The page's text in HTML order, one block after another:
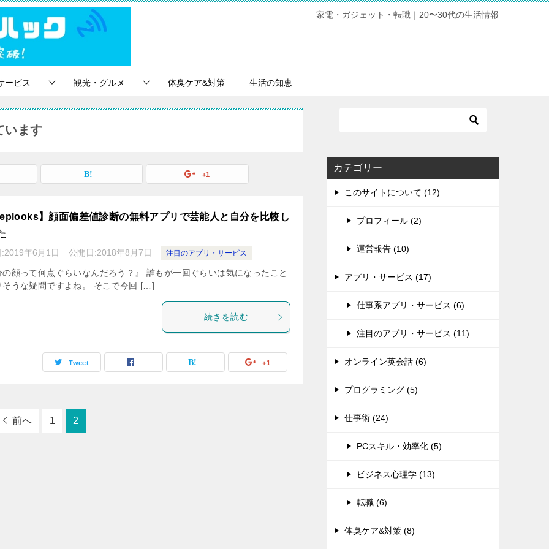
家電・ガジェット・転職｜20〜30代の生活情報
ービス 観光・グルメ 体臭ケア&対策 生活の知恵
います
+1
】顔面偏差値診断の無料アプリで芸能人と自分を比較し
2019年6月1日 公開日:2018年8月7日 注目のアプリ・サービス
の顔って何点ぐらいなんだろう？』 誰もが一回ぐらいは気になったこと
そうな疑問ですよね。 そこで今回 […]
続きを読む
Tweet +1
前へ 1 2
カテゴリー
このサイトについて (12)
プロフィール (2)
運営報告 (10)
アプリ・サービス (17)
仕事系アプリ・サービス (6)
注目のアプリ・サービス (11)
オンライン英会話 (6)
プログラミング (5)
仕事術 (24)
PCスキル・効率化 (5)
ビジネス心理学 (13)
転職 (6)
体臭ケア&対策 (8)